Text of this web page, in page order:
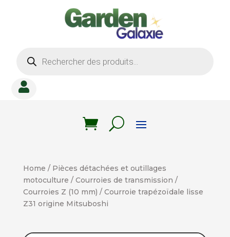
produits

Home / Pièces détachées et outillages
motoculture / Courroies de transmission /
Courroies Z (10 mm) / Courroie trapézoïdale lisse
Z31 origine Mitsuboshi